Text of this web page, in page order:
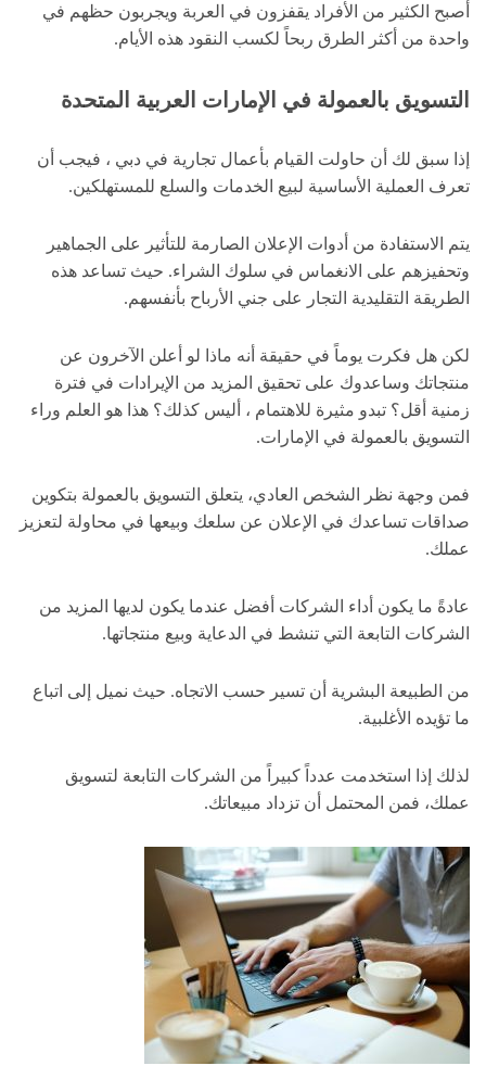
أصبح الكثير من الأفراد يقفزون في العربة ويجربون حظهم في
واحدة من أكثر الطرق ربحاً لكسب النقود هذه الأيام.
التسويق بالعمولة في الإمارات العربية المتحدة
إذا سبق لك أن حاولت القيام بأعمال تجارية في دبي ، فيجب أن
تعرف العملية الأساسية لبيع الخدمات والسلع للمستهلكين.
يتم الاستفادة من أدوات الإعلان الصارمة للتأثير على الجماهير
وتحفيزهم على الانغماس في سلوك الشراء. حيث تساعد هذه
الطريقة التقليدية التجار على جني الأرباح بأنفسهم.
لكن هل فكرت يوماً في حقيقة أنه ماذا لو أعلن الآخرون عن
منتجاتك وساعدوك على تحقيق المزيد من الإيرادات في فترة
زمنية أقل؟ تبدو مثيرة للاهتمام ، أليس كذلك؟ هذا هو العلم وراء
التسويق بالعمولة في الإمارات.
فمن وجهة نظر الشخص العادي، يتعلق التسويق بالعمولة بتكوين
صداقات تساعدك في الإعلان عن سلعك وبيعها في محاولة لتعزيز
عملك.
عادةً ما يكون أداء الشركات أفضل عندما يكون لديها المزيد من
الشركات التابعة التي تنشط في الدعاية وبيع منتجاتها.
من الطبيعة البشرية أن تسير حسب الاتجاه. حيث نميل إلى اتباع
ما تؤيده الأغلبية.
لذلك إذا استخدمت عدداً كبيراً من الشركات التابعة لتسويق
عملك، فمن المحتمل أن تزداد مبيعاتك.